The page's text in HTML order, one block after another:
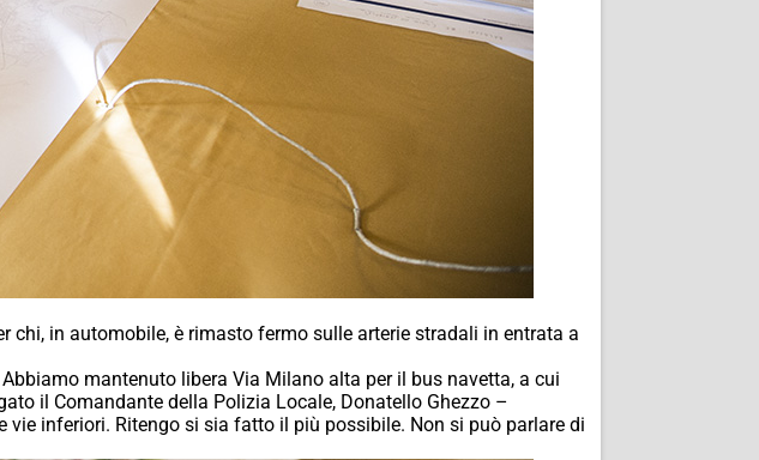
chi, in automobile, è rimasto fermo sulle arterie stradali in entrata a
mantenuto libera Via Milano alta per il bus navetta, a cui
il Comandante della Polizia Locale, Donatello Ghezzo –
inferiori. Ritengo si sia fatto il più possibile. Non si può parlare di